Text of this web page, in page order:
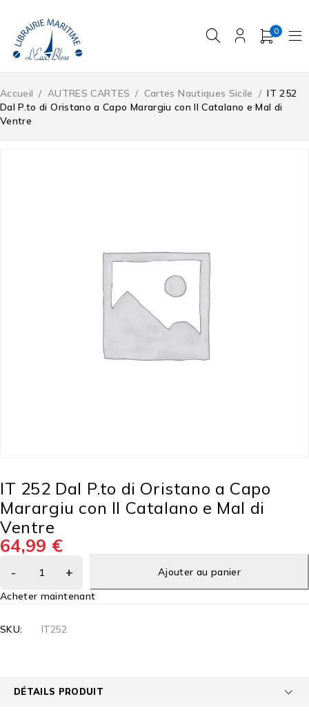
0
Accueil / AUTRES CARTES / Cartes Nautiques Sicile / IT 252
Dal P.to di Oristano a Capo Marargiu con Il Catalano e Mal di
Ventre
IT 252 Dal P.to di Oristano a Capo
Marargiu con Il Catalano e Mal di
Ventre
64,99 €
Ajouter au panier
Acheter maintenant
SKU: IT252
DÉTAILS PRODUIT